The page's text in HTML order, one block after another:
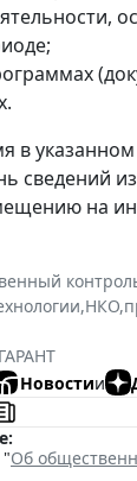
в указанном
сведений
на
,НКО,
Новостии
Об